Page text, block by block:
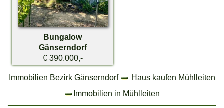
Bungalow
Gänserndorf
€ 390.000,-
Immobilien Bezirk Gänserndorf
Haus kaufen Mühlleiten
Immobilien in Mühlleiten